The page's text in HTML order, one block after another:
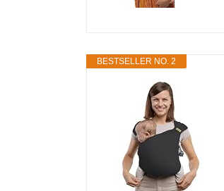
BESTSELLER NO. 2